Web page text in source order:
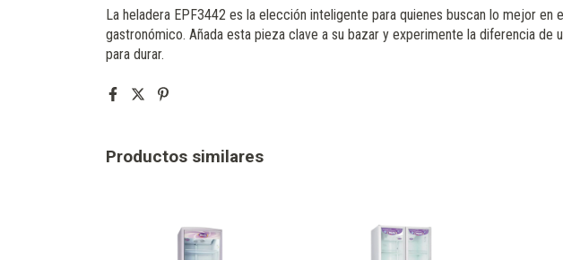
La heladera EPF3442 es la elección inteligente para quienes buscan lo mejor en
gastronómico. Añada esta pieza clave a su bazar y experimente la diferencia de
para durar.
Productos similares